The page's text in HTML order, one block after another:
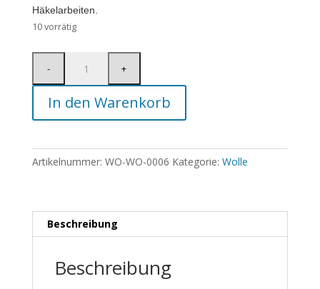
Häkelarbeiten.
10 vorrätig
In den Warenkorb
Artikelnummer: WO-WO-0006 Kategorie: Wolle
Beschreibung
Beschreibung